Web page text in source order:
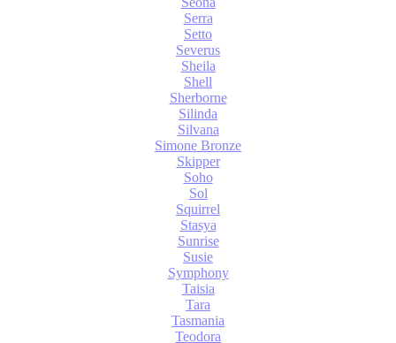
Serra
Setto
Severus
Sheila
Shell
Sherborne
Silinda
Silvana
Simone Bronze
Skipper
Soho
Sol
Squirrel
Stasya
Sunrise
Susie
Symphony
Taisia
Tara
Tasmania
Teodora